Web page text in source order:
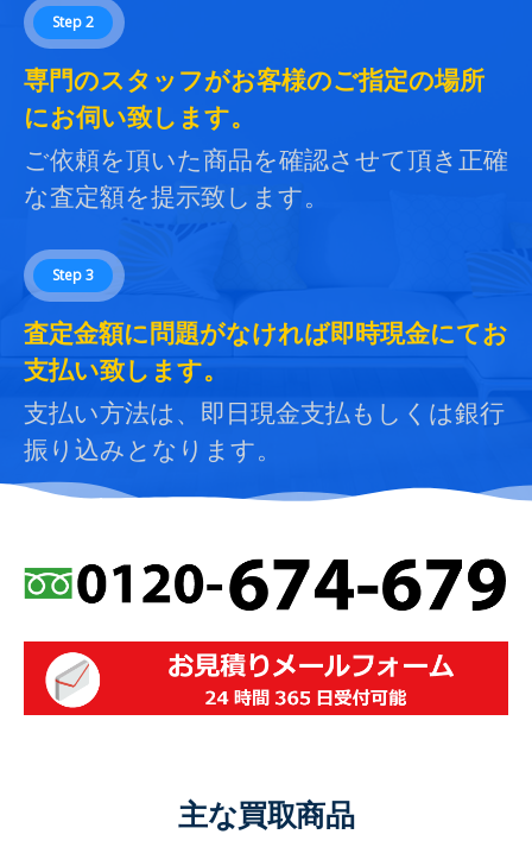
Step 2
専門のスタッフがお客様のご指定の場所
にお伺い致します。
ご依頼を頂いた商品を確認させて頂き正確
な査定額を提示致します。
Step 3
査定金額に問題がなければ即時現金にてお
支払い致します。
支払い方法は、即日現金支払もしくは銀行
振り込みとなります。
主な買取商品